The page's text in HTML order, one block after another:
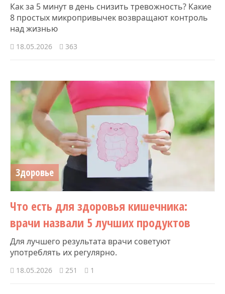
Как за 5 минут в день снизить тревожность? Какие
8 простых микропривычек возвращают контроль
над жизнью
18.05.2026 363
Здоровье
Что есть для здоровья кишечника:
врачи назвали 5 лучших продуктов
Для лучшего результата врачи советуют
употреблять их регулярно.
18.05.2026 251 1